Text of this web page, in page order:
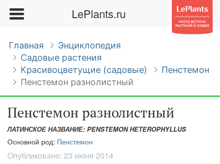
LePlants.ru
Главная
Энциклопедия
Садовые растения
Красивоцветущие (садовые)
Пенстемон
Пенстемон разнолистный
Пенстемон разнолистный
ЛАТИНСКОЕ НАЗВАНИЕ: PENSTEMON HETEROPHYLLUS
Основной род: Пенстемон
Опубликовано: 23 июня 2014